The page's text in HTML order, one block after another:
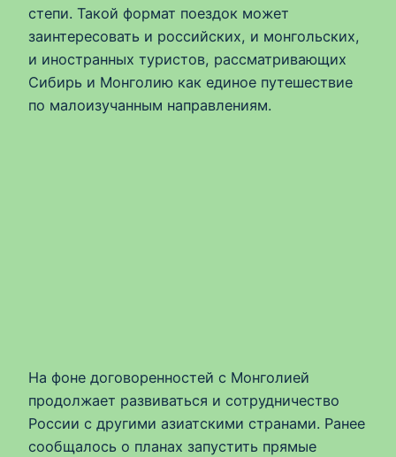
степи. Такой формат поездок может
заинтересовать и российских, и монгольских,
и иностранных туристов, рассматривающих
Сибирь и Монголию как единое путешествие
по малоизучанным направлениям.
На фоне договоренностей с Монголией
продолжает развиваться и сотрудничество
России с другими азиатскими странами. Ранее
сообщалось о планах запустить прямые